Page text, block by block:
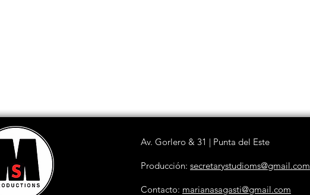
Av. Gorlero & 31 | Punta del Este
Producción: secretarystudioms@gmail.com
Contacto: marianasagasti@gmail.com